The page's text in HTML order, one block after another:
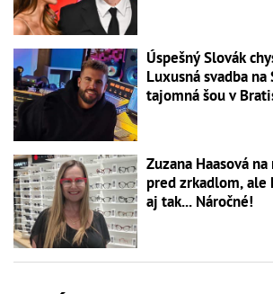
Úspešný Slovák
Luxusná svadba
tajomná šou v
Zuzana Haasová
pred zrkadlom, ale
aj tak... Náročné!